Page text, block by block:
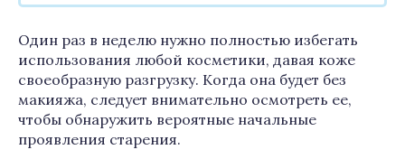
Один раз в неделю нужно полностью избегать
использования любой косметики, давая коже
своеобразную разгрузку. Когда она будет без
макияжа, следует внимательно осмотреть ее,
чтобы обнаружить вероятные начальные
проявления старения.